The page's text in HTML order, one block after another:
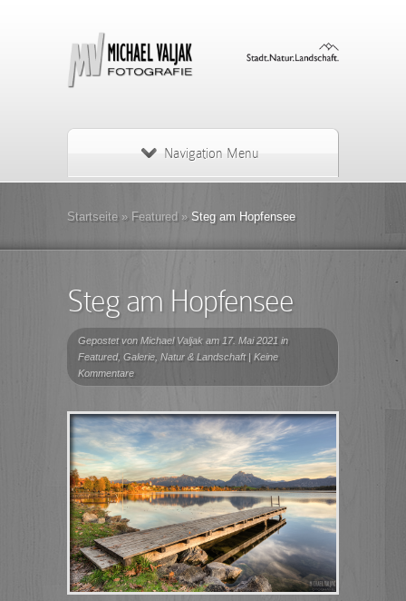
Navigation Menu
Startseite » Featured » Steg am Hopfensee
Steg am Hopfensee
Gepostet von Michael Valjak am 17. Mai 2021 in
Featured, Galerie Natur & Landschaft| Keine
Kommentare